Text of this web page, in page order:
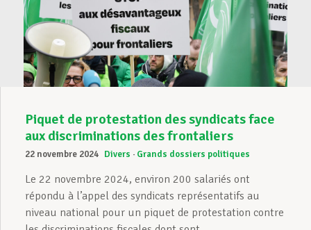
Devenir Membre
Actualités
Piquet de protestation des syndicats face
aux discriminations des frontaliers
22 novembre 2024 Divers Grands dossiers politiques
Le 22 novembre 2024, environ 200 salariés ont
répondu à l’appel des syndicats représentatifs au
niveau national pour un piquet de protestation contre